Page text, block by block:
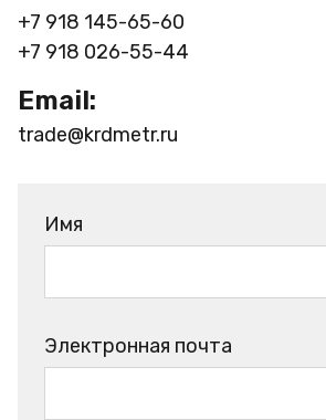
+7 918 145-65-60
+7 918 026-55-44
Email:
trade@krdmetr.ru
Имя
Электронная почта